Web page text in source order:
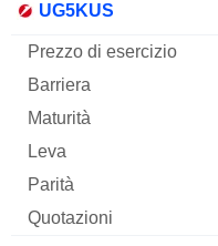
UG5KUS